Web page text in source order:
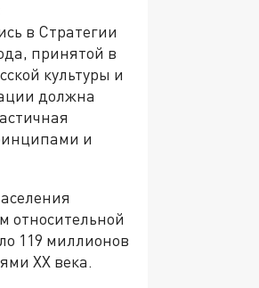
в Стратегии
принятой в
культуры и
должна
и
относительной
119 миллионов
XX века.